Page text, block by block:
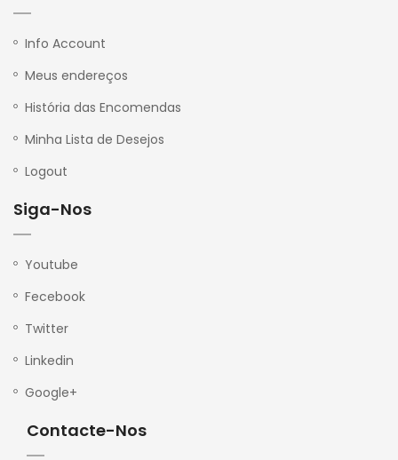
Info Account
Meus endereços
História das Encomendas
Minha Lista de Desejos
Logout
Siga-Nos
Youtube
Fecebook
Twitter
Linkedin
Google+
Contacte-Nos